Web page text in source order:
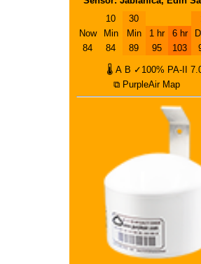
Now
84
10
Min
84
30
Min
89
1 hr
95
6 hr
103
🌡 A B ✓100% PA-II
⧉ PurpleAir Map